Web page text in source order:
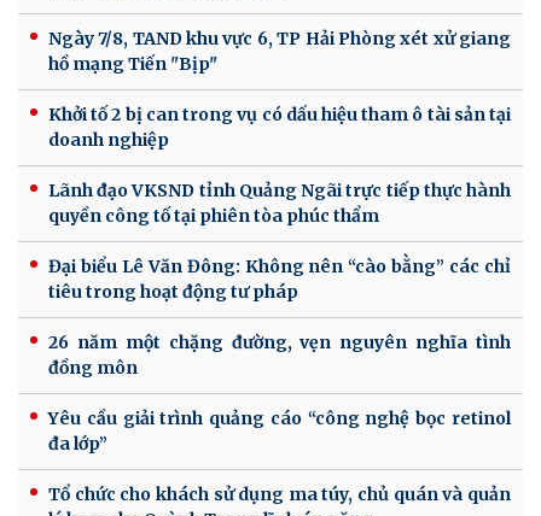
Ngày 7/8, TAND khu vực 6, TP Hải Phòng xét xử giang
hồ mạng Tiến "Bịp"
Khởi tố 2 bị can trong vụ có dấu hiệu tham ô tài sản tại
doanh nghiệp
Lãnh đạo VKSND tỉnh Quảng Ngãi trực tiếp thực hành
quyền công tố tại phiên tòa phúc thẩm
Đại biểu Lê Văn Đông: Không nên “cào bằng” các chỉ
tiêu trong hoạt động tư pháp
26 năm một chặng đường, vẹn nguyên nghĩa tình
đồng môn
Yêu cầu giải trình quảng cáo “công nghệ bọc retinol
đa lớp”
Tổ chức cho khách sử dụng ma túy, chủ quán và quản